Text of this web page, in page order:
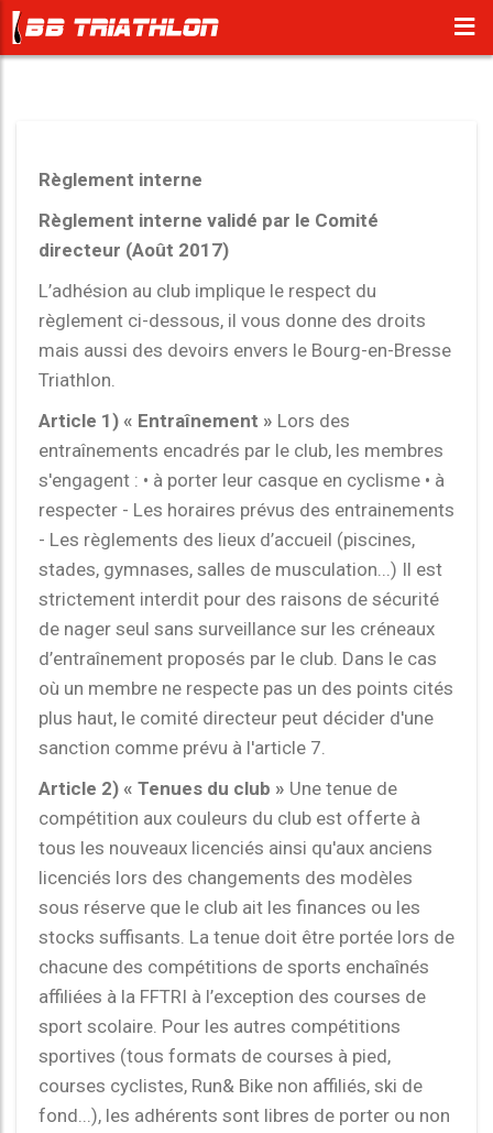
Règlement interne
Règlement interne validé par le Comité
directeur (Août 2017)
L’adhésion au club implique le respect du
règlement ci-dessous, il vous donne des droits
mais aussi des devoirs envers le Bourg-en-Bresse
Triathlon.
Article 1) « Entraînement » Lors des
entraînements encadrés par le club, les membres
s'engagent : • à porter leur casque en cyclisme • à
respecter - Les horaires prévus des entrainements
- Les règlements des lieux d’accueil (piscines,
stades, gymnases, salles de musculation...) Il est
strictement interdit pour des raisons de sécurité
de nager seul sans surveillance sur les créneaux
d’entraînement proposés par le club. Dans le cas
où un membre ne respecte pas un des points cités
plus haut, le comité directeur peut décider d'une
sanction comme prévu à l'article 7.
Article 2) « Tenues du club » Une tenue de
compétition aux couleurs du club est offerte à
tous les nouveaux licenciés ainsi qu'aux anciens
licenciés lors des changements des modèles
sous réserve que le club ait les finances ou les
stocks suffisants. La tenue doit être portée lors de
chacune des compétitions de sports enchaînés
affiliées à la FFTRI à l’exception des courses de
sport scolaire. Pour les autres compétitions
sportives (tous formats de courses à pied,
courses cyclistes, Run& Bike non affiliés, ski de
fond...), les adhérents sont libres de porter ou non